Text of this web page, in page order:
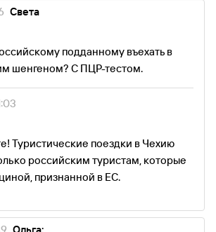
Света
подданному въехать в
шенгеном? С ПЦР-тестом.
Туристические поездки в Чехию
российским туристам, которые
признанной в ЕС.